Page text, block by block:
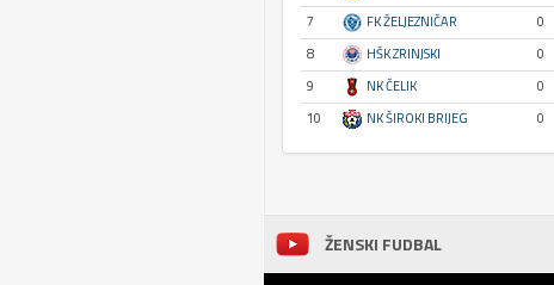
7
FK ŽELJEZNIČAR 0
8
HŠK ZRINJSKI 0
9
NK ČELIK 0
10
NK ŠIROKI BRIJEG 0
ŽENSKI FUDBAL